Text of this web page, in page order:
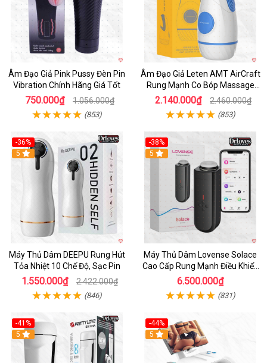
Âm Đạo Giả Pink Pussy Đèn Pin
Vibration Chính Hãng Giá Tốt
750.000₫ 1.056.000₫
(853)
Âm Đạo Giả Leten AMT AirCraft
Rung Mạnh Co Bóp Massage
Êm Ái
2.140.000₫ 2.460.000₫
(853)
-36%
Hot
5
Máy Thủ Dâm DEEPU Rung Hút
Tỏa Nhiệt 10 Chế Độ, Sạc Pin
1.550.000₫ 2.422.000₫
(846)
-38%
Hot
5
Máy Thủ Dâm Lovense Solace
Cao Cấp Rung Mạnh Điều Khiển
App
6.500.000₫
(831)
-41%
Hot
5
-44%
Hot
5